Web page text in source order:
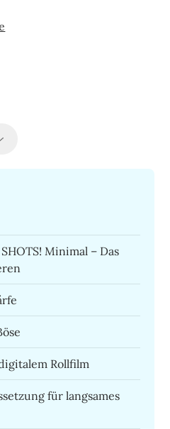
Minimal – Das
Rollfilm
für langsames